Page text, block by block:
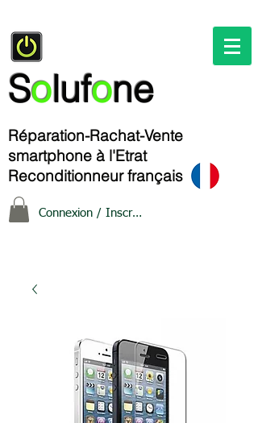
Solufone
Réparation-Rachat-Vente
smartphone à l'Etrat
Reconditionneur français
Connexion / Inscription